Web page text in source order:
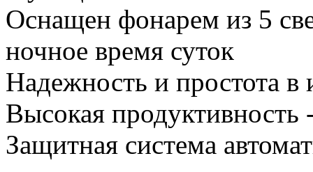
Оснащен фонарем из 5
ночное время суток
Надежность и простота в
Высокая продуктивность
Защитная система